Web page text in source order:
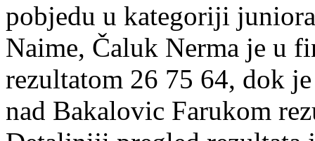
pobjedu u kategoriji
Naime, Čaluk Nerma je u
rezultatom 26 75 64, dok
nad Bakalovic Farukom